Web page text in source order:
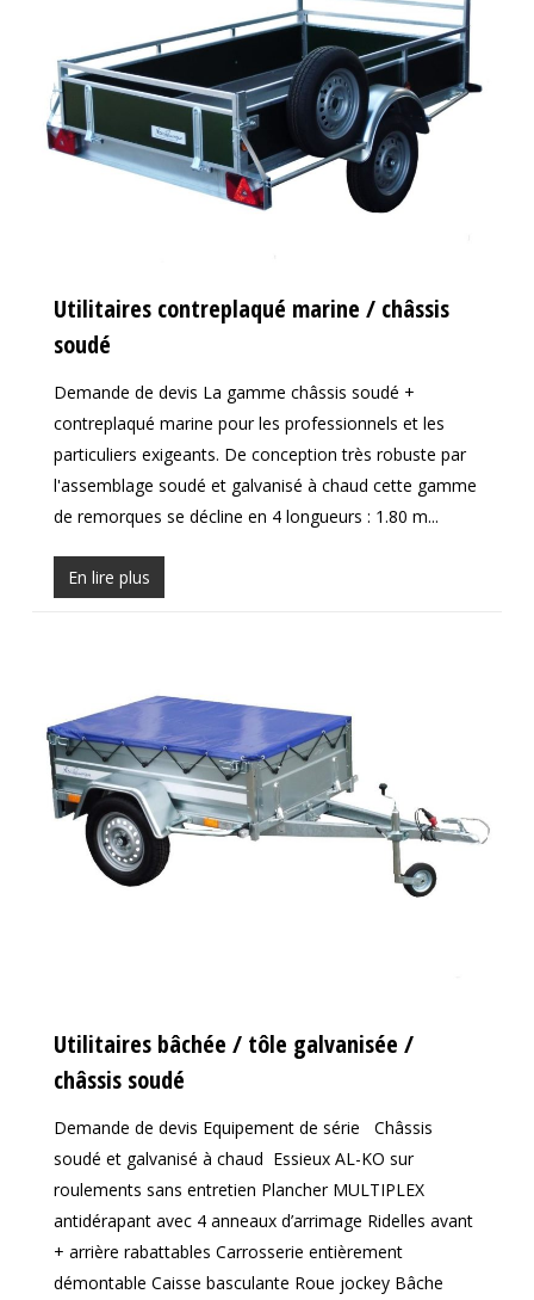
Utilitaires contreplaqué marine / châssis
soudé
Demande de devis La gamme châssis soudé +
contreplaqué marine pour les professionnels et les
particuliers exigeants. De conception très robuste par
l'assemblage soudé et galvanisé à chaud cette gamme
de remorques se décline en 4 longueurs : 1.80 m...
En lire plus
Utilitaires bâchée / tôle galvanisée /
châssis soudé
Demande de devis Equipement de série Châssis
soudé et galvanisé à chaud Essieux AL-KO sur
roulements sans entretien Plancher MULTIPLEX
antidérapant avec 4 anneaux d’arrimage Ridelles avant
+ arrière rabattables Carrosserie entièrement
démontable Caisse basculante Roue jockey Bâche